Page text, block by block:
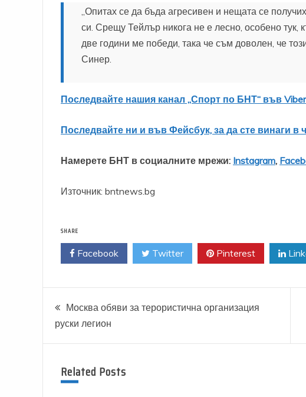
„Опитах се да бъда агресивен и нещата се
си. Срещу Тейлър никога не е лесно, особено тук,
две години ме победи, така че съм доволен, че
Синер.
Последвайте нашия канал „Спорт по БНТ“ във Viber
Последвайте ни и във Фейсбук, за да сте винаги в
Намерете БНТ в социалните мрежи: Instagram,
Източник: bntnews.bg
SHARE
Facebook Twitter Pinterest
Навигация
Москва обяви за терористична организация
руски легион
Related Posts